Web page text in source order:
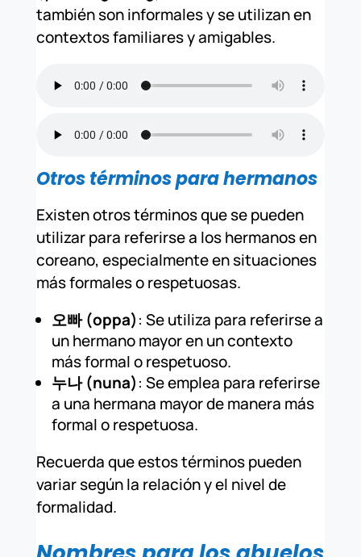
también son informales y se utilizan en
contextos familiares y amigables.
Otros términos para hermanos
Existen otros términos que se pueden
utilizar para referirse a los hermanos en
coreano, especialmente en situaciones
más formales o respetuosas.
오빠 (oppa): Se utiliza para referirse a
un hermano mayor en un contexto
más formal o respetuoso.
누나 (nuna): Se emplea para referirse
a una hermana mayor de manera más
formal o respetuosa.
Recuerda que estos términos pueden
variar según la relación y el nivel de
formalidad.